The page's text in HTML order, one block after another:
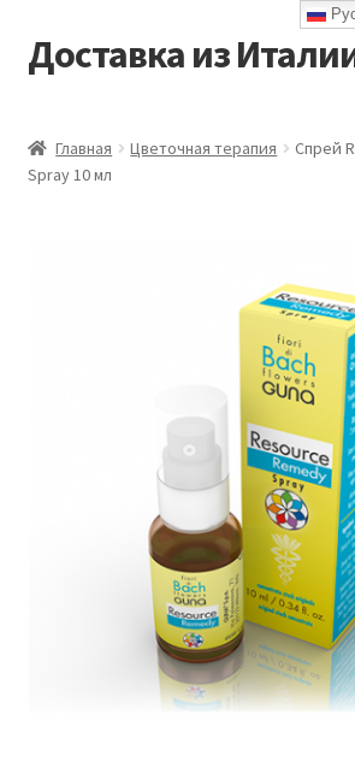
Перейти
к
Перейти
к
Доставка из
Доставка
Главная Цветочная терапия
Спрей
Spray 10 мл